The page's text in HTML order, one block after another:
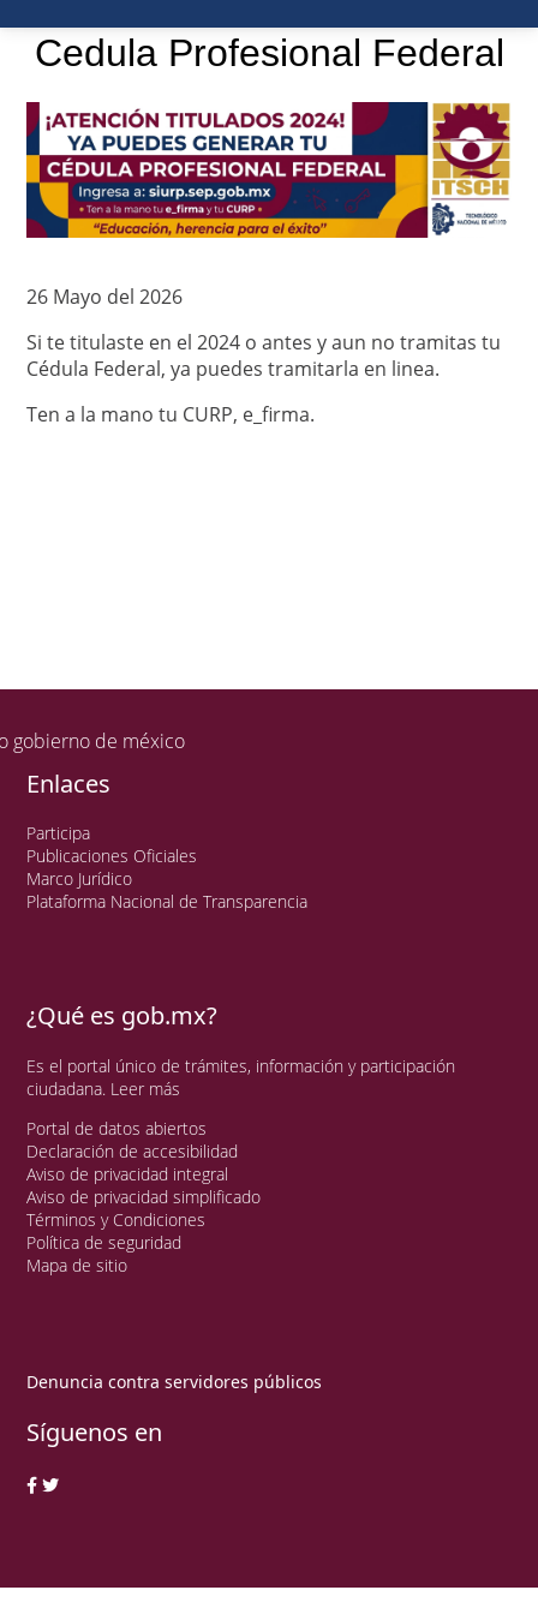
Cedula Profesional Federal
26 Mayo del 2026
Si te titulaste en el 2024 o antes y aun no tramitas tu
Cédula Federal, ya puedes tramitarla en linea.
Ten a la mano tu CURP, e_firma.
Enlaces
Participa
Publicaciones Oficiales
Marco Jurídico
Plataforma Nacional de Transparencia
¿Qué es gob.mx?
Es el portal único de trámites, información y participación
ciudadana. Leer más
Portal de datos abiertos
Declaración de accesibilidad
Aviso de privacidad integral
Aviso de privacidad simplificado
Términos y Condiciones
Política de seguridad
Mapa de sitio
Denuncia contra servidores públicos
Síguenos en